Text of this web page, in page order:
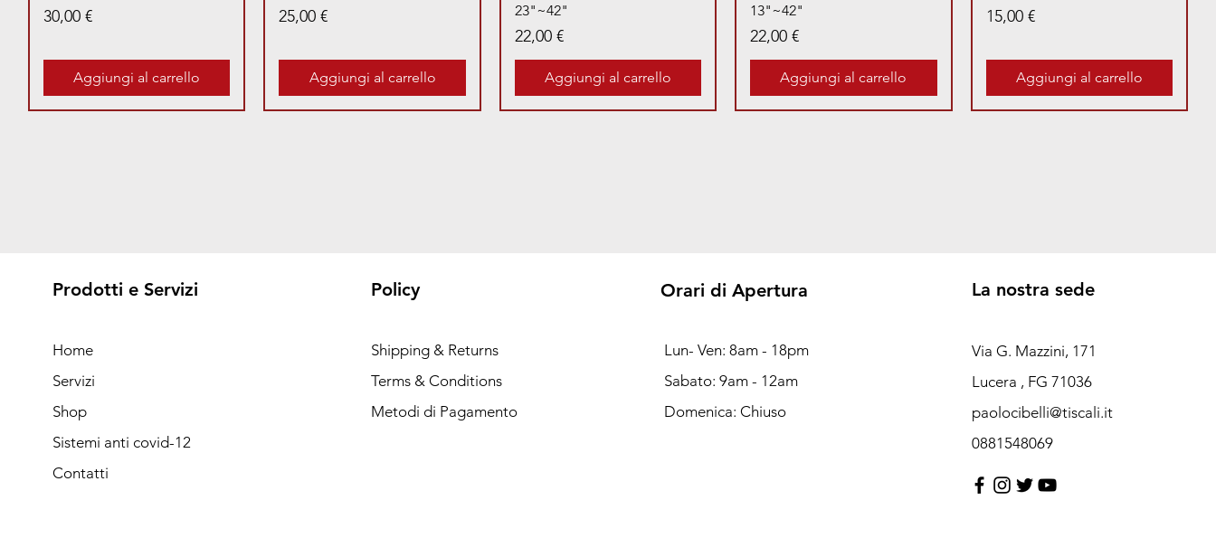
Prezzo
30,00 €
Aggiungi al carrello
Prezzo
25,00 €
Aggiungi al carrello
23"~42"
Prezzo
22,00 €
Aggiungi al carrello
13"~42"
Prezzo
22,00 €
Aggiungi al carrello
Prezzo
15,00 €
Aggiungi al carrello
Prodotti e Servizi
Home
Servizi
Shop
Sistemi anti covid-12
Contatti
Policy
Shipping & Returns
Terms & Conditions
Metodi di Pagamento
Orari di Apertura
Lun- Ven: 8am - 18pm
Sabato: 9am - 12am
Domenica: Chiuso
La nostra sede
Via G. Mazzini, 171
Lucera , FG 71036
paolocibelli@tiscali.it
0881548069